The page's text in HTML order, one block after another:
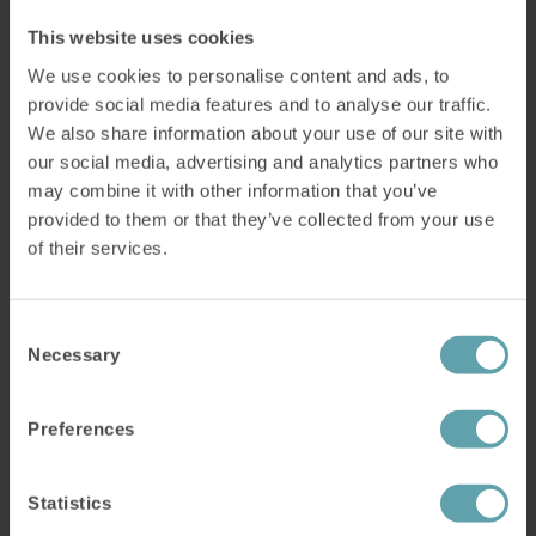
This website uses cookies
We use cookies to personalise content and ads, to
provide social media features and to analyse our traffic.
We also share information about your use of our site with
our social media, advertising and analytics partners who
may combine it with other information that you’ve
provided to them or that they’ve collected from your use
of their services.
Selection
Necessary
Preferences
Statistics
tiden.
Sedan dess har Inga-Lisa inte varit på något
sömnlabb för förnyad mätning.
– Nej, det har inte funnits någon anledning till
det eftersom jag upplever en permanent
Jag vill verkligen varmt
alla.